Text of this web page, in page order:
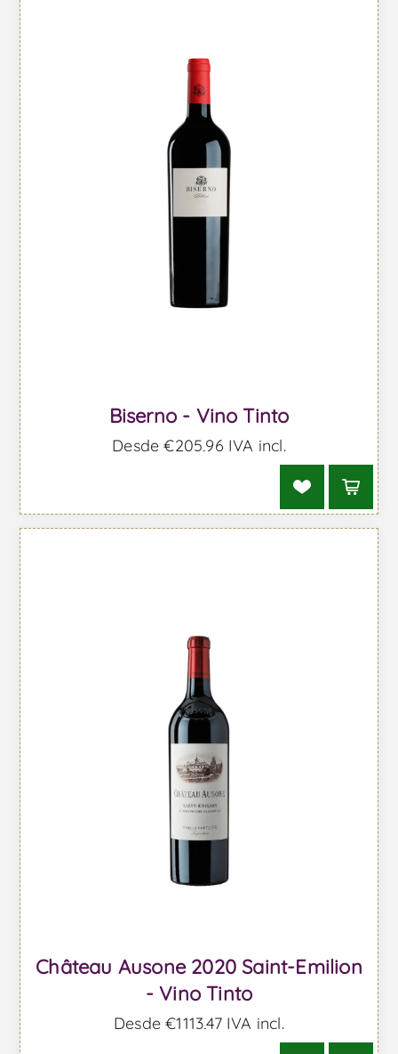
Biserno - Vino Tinto
Desde €205,96 IVA incl.
Château Ausone 2020 Saint-Emilion
- Vino Tinto
Desde €1113,47 IVA incl.